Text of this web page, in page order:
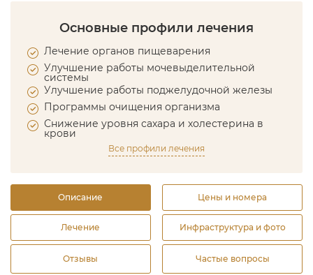
Описание Цены и номера
Лечение Инфраструктура и фото
Отзывы Частые вопросы
Основные профили лечения
Лечение органов пищеварения
Улучшение работы мочевыделительной
системы
Улучшение работы поджелудочной железы
Программы очищения организма
Снижение уровня сахара и холестерина в
крови
Все профили лечения